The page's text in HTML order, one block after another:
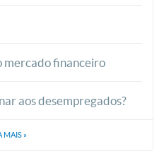
mercado financeiro
aos desempregados?
MAIS »